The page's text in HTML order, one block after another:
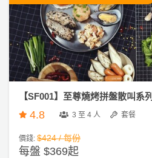
佈
置
用
品
即
食
系
列
禮
親
子
活
動
單
【SF001】至尊燒烤拼盤散叫系列
4.8 3 至 4 人 套餐
價錢: $424 / 每份
每盤 $369起